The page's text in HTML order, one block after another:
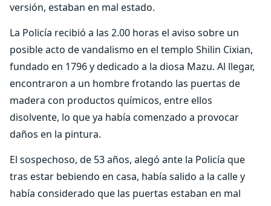
versión, estaban en mal estado.
La Policía recibió a las 2.00 horas el aviso sobre un
posible acto de vandalismo en el templo Shilin Cixian,
fundado en 1796 y dedicado a la diosa Mazu. Al llegar,
encontraron a un hombre frotando las puertas de
madera con productos químicos, entre ellos
disolvente, lo que ya había comenzado a provocar
daños en la pintura.
El sospechoso, de 53 años, alegó ante la Policía que
tras estar bebiendo en casa, había salido a la calle y
había considerado que las puertas estaban en mal